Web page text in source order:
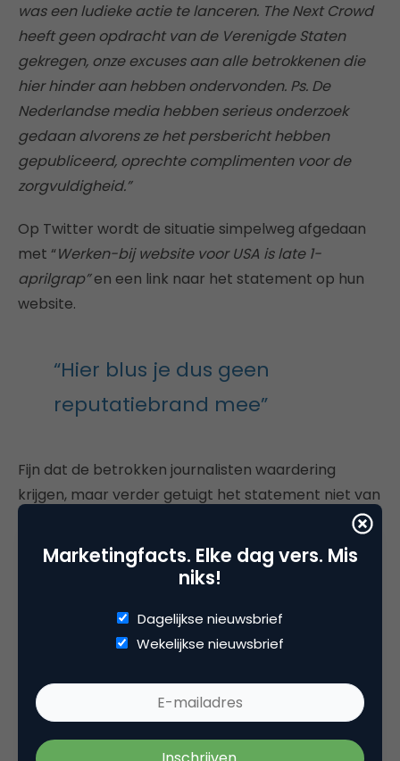
was een ludieke actie te lanceren. The Next Crowd
heeft geen opdracht van de Verenigde Staten
gekregen, onze excuses aan alle betrokkenen die
hier hinder aan hebben ondervonden. Ps. De
Nederlandse media hebben serieus onderzoek
gedaan alvorens ze het persbericht hebben
gepubliceerd, oprechte complimenten voor de
zorgvuldigheid.”
Op Twitter wordt de situatie simpelweg afgedaan
met “Werken-bij website voor USA is late 1-
aprilgrap”en een link naar het statement op hun
website.
“Hier blus je dus geen
reputatiebrand mee”
Fijn dat de betrokken journalisten waardering
krijgen, maar verder getuigt het statement niet van
oprechte spijt. Geen quote van de oprichter of CEO
die met gevoel op de zaak ingaat, geen blijk van
begrip voor de ophef die er is ontstaan. Dit
zich wild geschrokken organisatie om aan damage
control te doen, maar de oppervlakkigheid en koele
dus geen reputatiebrand mee.
Het betere uitdeukwerk
Marketingfacts. Elke dag vers. Mis
niks!
Dagelijkse nieuwsbrief
Wekelijkse nieuwsbrief